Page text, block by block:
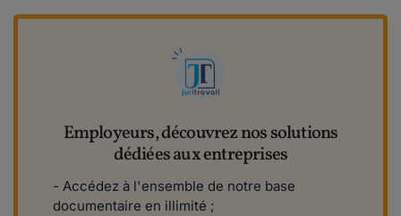
Employeurs, découvrez nos solutions
dédiées aux entreprises
- Accédez à l'ensemble de notre base
documentaire en illimité ;